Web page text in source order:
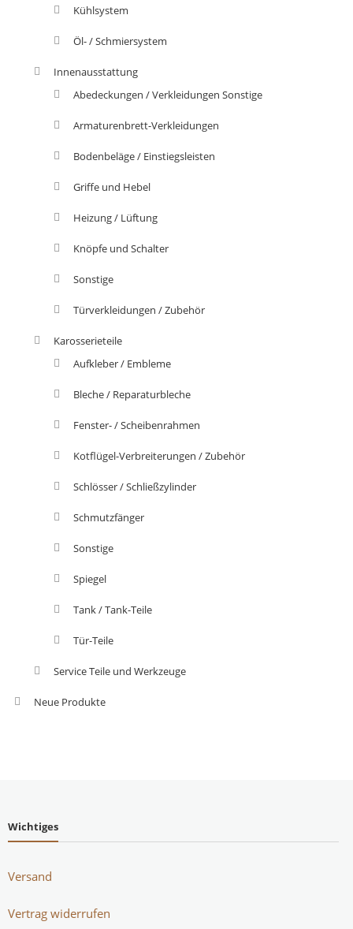
Kühlsystem
Öl- / Schmiersystem
Innenausstattung
Abedeckungen / Verkleidungen Sonstige
Armaturenbrett-Verkleidungen
Bodenbeläge / Einstiegsleisten
Griffe und Hebel
Heizung / Lüftung
Knöpfe und Schalter
Sonstige
Türverkleidungen / Zubehör
Karosserieteile
Aufkleber / Embleme
Bleche / Reparaturbleche
Fenster- / Scheibenrahmen
Kotflügel-Verbreiterungen / Zubehör
Schlösser / Schließzylinder
Schmutzfänger
Sonstige
Spiegel
Tank / Tank-Teile
Tür-Teile
Service Teile und Werkzeuge
Neue Produkte
Wichtiges
Versand
Vertrag widerrufen